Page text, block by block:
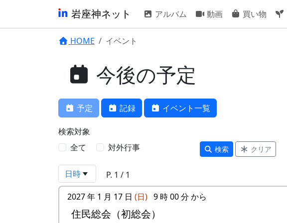
岩座神ネット アルバム 動画 買い物
HOME イベント
今後の予定
予定 記録 イベント一覧
検索対象
全て
対外行事 検索 クリア
日時
P. 1 / 1
2027 年 1 月 17 日 (日) 9 時 00 分 から
住民総会（初総会）